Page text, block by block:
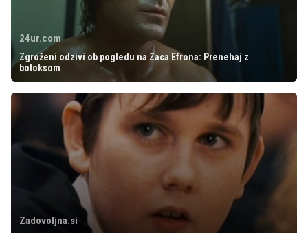
24ur.com
Zgroženi odzivi ob pogledu na Zaca Efrona: Prenehaj z
botoksom
Zadovoljna.si